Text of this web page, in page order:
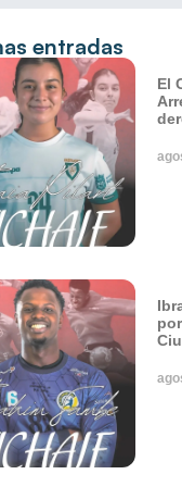
entradas
El